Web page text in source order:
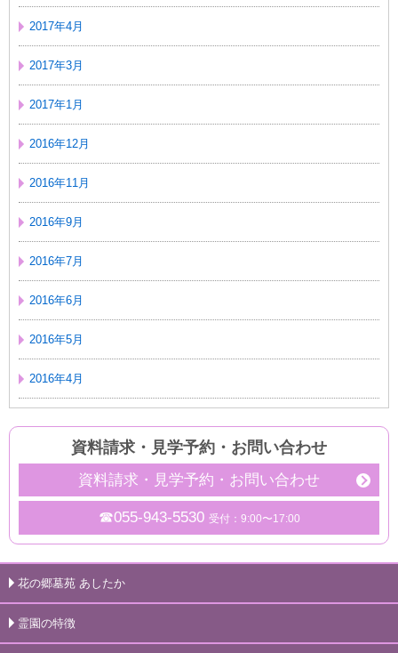
2017年4月
2017年3月
2017年1月
2016年12月
2016年11月
2016年9月
2016年7月
2016年6月
2016年5月
2016年4月
資料請求・見学予約 ・ お問い合わせ
資料請求・見学予約・お問い合わせ
☎055-943-5530 受付：9:00〜17:00
花の郷墓苑 あしたか
霊園の特徴